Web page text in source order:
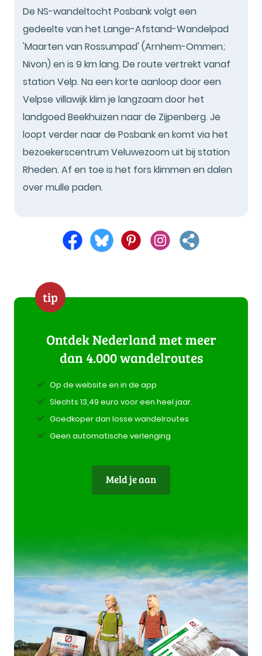
De NS-wandeltocht Posbank volgt een
gedeelte van het Lange-Afstand-Wandelpad
'Maarten van Rossumpad' (Arnhem-Ommen;
Nivon) en is 9 km lang. De route vertrekt vanaf
station Velp. Na een korte aanloop door een
Velpse villawijk klim je langzaam door het
landgoed Beekhuizen naar de Zijpenberg. Je
loopt verder naar de Posbank en komt via het
bezoekerscentrum Veluwezoom uit bij station
Rheden. Af en toe is het fors klimmen en dalen
over mulle paden.
tip
Ontdek Nederland met meer
dan 4.000 wandelroutes
Op de website en in de app
Slechts 13,49 euro voor een heel jaar.
Goedkoper dan losse wandelroutes
Geen automatische verlenging
Meld je aan